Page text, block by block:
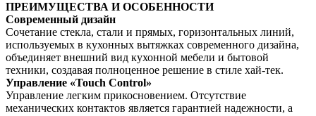
ПРЕИМУЩЕСТВА И ОСОБЕННОСТИ
Современный дизайн
Сочетание стекла, стали и прямых, горизонтальных линий,
используемых в кухонных вытяжках современного дизайна,
объединяет внешний вид кухонной мебели и бытовой
техники, создавая полноценное решение в стиле хай-тек.
Управление «Touch Control»
Управление легким прикосновением. Отсутствие
механических контактов является гарантией надежности, а